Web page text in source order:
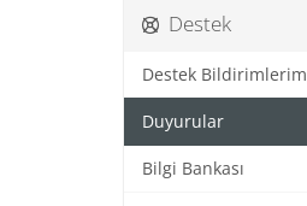
Destek
Destek Bildirimlerim
Duyurular
Bilgi Bankası